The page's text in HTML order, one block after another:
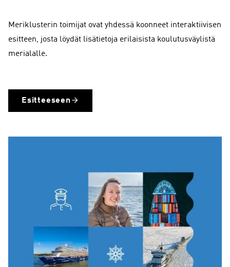
Meriklusterin toimijat ovat yhdessä koonneet interaktiivisen
esitteen, josta löydät lisätietoja erilaisista koulutusväylistä
merialalle.
Esitteeseen